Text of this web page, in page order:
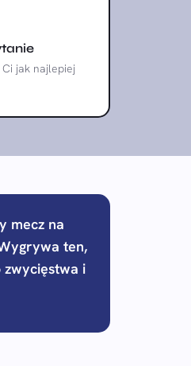
jak najlepiej
mecz na
ten,
zwycięstwa i